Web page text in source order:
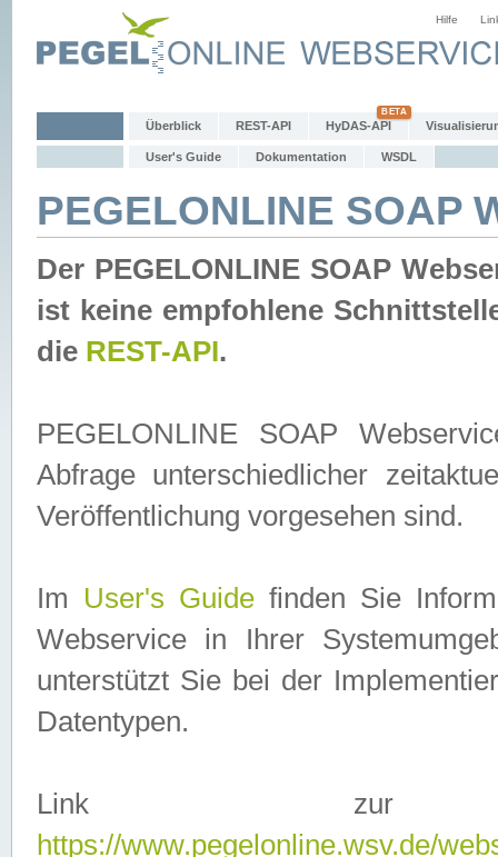
Hilfe
Überblick REST-API HyDAS-API
User's Guide Dokumentation WSDL
PEGELONLINE SOAP
Der PEGELONLINE SOAP
ist keine empfohlene
die REST-API.
PEGELONLINE SOAP
Abfrage unterschiedlicher
Veröffentlichung vorgesehen sind.
Im User's Guidefinden Sie
Webservice in Ihrer
unterstützt Sie bei der
Datentypen.
Link zur
https://www.pegelonline.wsv.de/